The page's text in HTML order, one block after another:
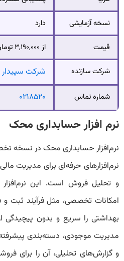
نسخه آزمایشی دارد
قیمت از ۳,۱۹۰,۰۰۰ تومان
شرکت سازنده شرکت
شماره تماس ۰۲۱۸۵۲۰
نرم افزار حسابداری محک
نرم‌افزار حسابداری محک در نسخه
نرم‌افزارهای حرفه‌ای برای مدیریت
و تحلیل فروش است. این
امکانات تخصصی، مثل فرآیند ثبت و
بهداشتی را سریع و بدون پیچیدگی
مدیریت موجودی، دسته‌بندی
و گزارش‌های تحلیلی، آن را برای